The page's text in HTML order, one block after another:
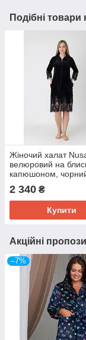
Подібні товари
Жіночий халат
велюровий на
капюшоном,
2 340 ₴
Купити
Акційні
–7%